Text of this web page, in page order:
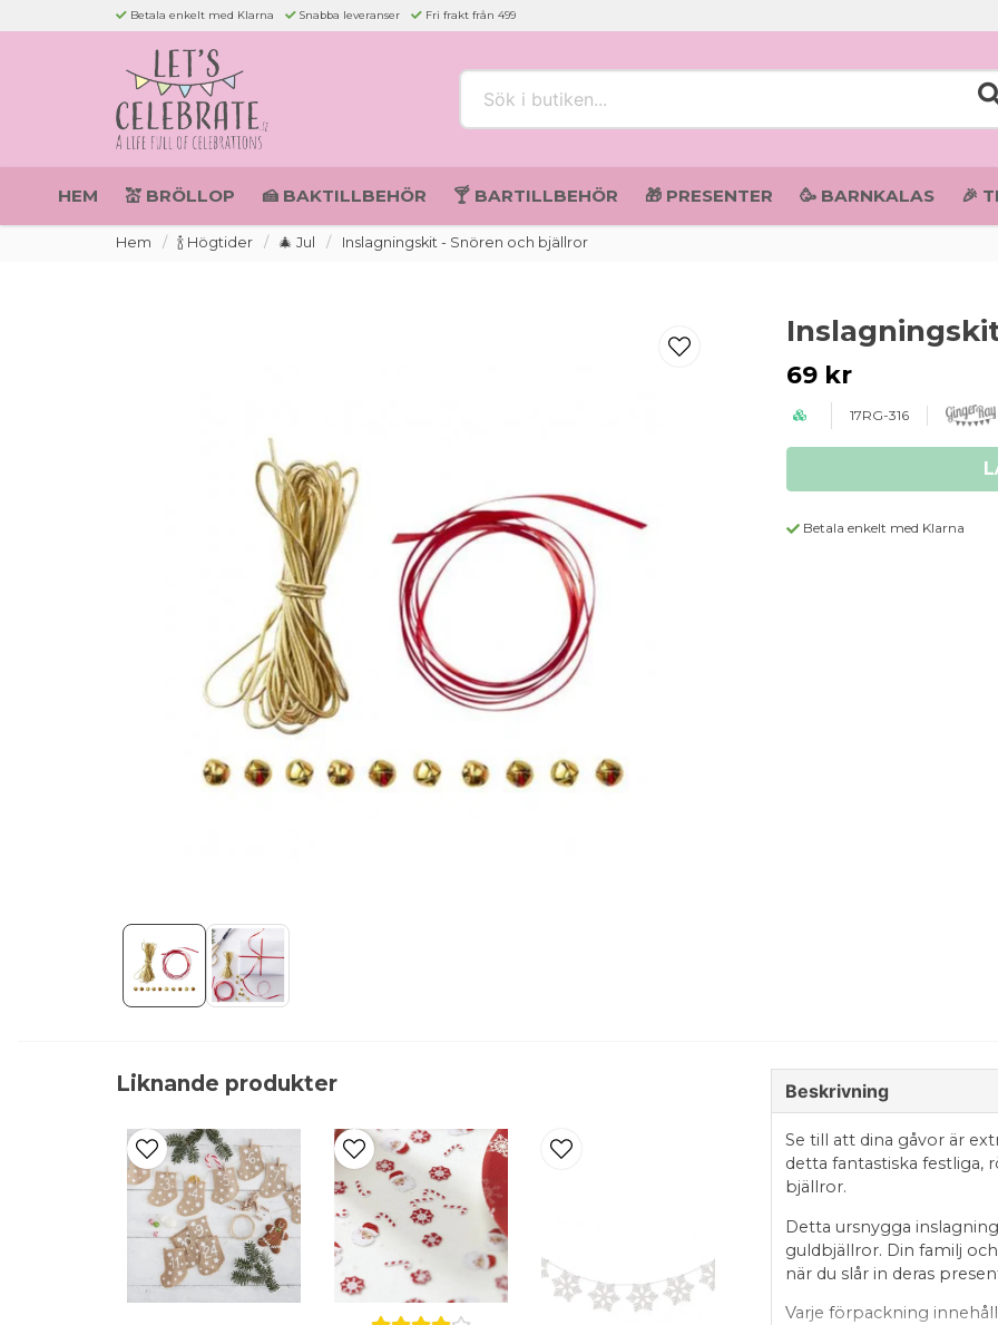
Betala enkelt med Klarna Snabba leveranser Fri frakt från 499
HEM 💒 BRÖLLOP 🍰 BAKTILLBEHÖR 🍸 BARTILLBEHÖR 🎁 PRESENTER 🥳 BARNKALAS 🎉
Hem 🍾 Högtider 🎄 Jul Inslagningskit - Snören och bjällror
69 kr
17RG-316
Betala enkelt med Klarna
Liknande produkter Beskrivning
Se till att dina gåvor är
detta fantastiska festliga,
bjällror.
Detta ursnygga
guldbjällror. Din familj
när du slår in deras
Varje förpackning